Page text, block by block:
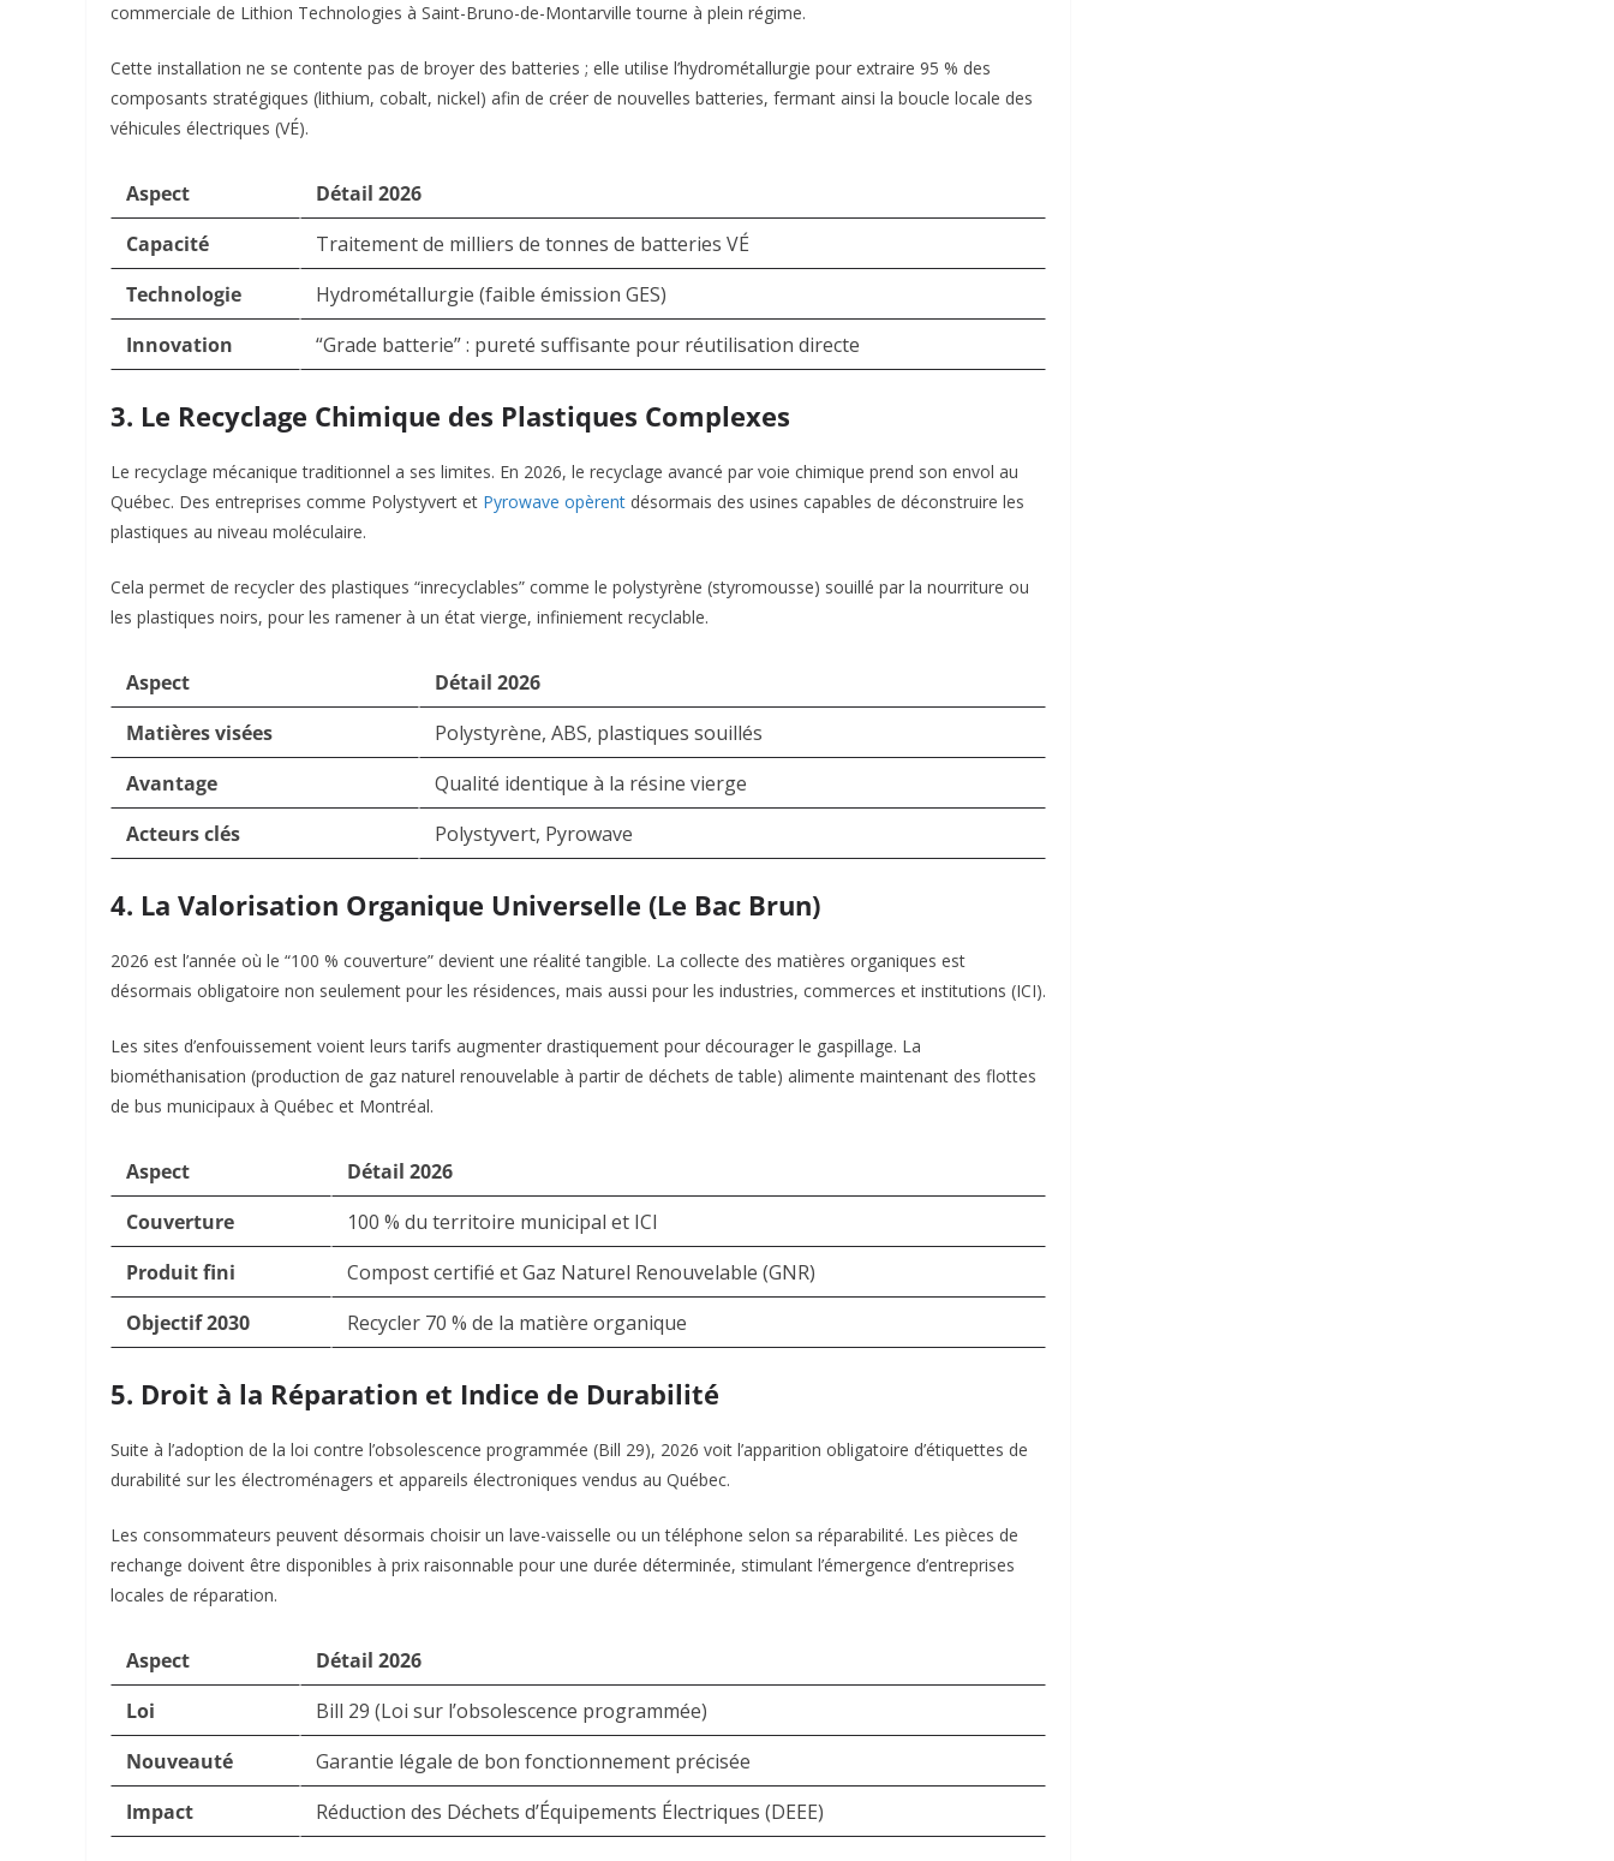
commerciale de Lithion Technologies à Saint-Bruno-de-Montarville tourne à plein régime.
Cette installation ne se contente pas de broyer des batteries ; elle utilise l’hydrométallurgie pour extraire 95 % des
composants stratégiques (lithium, cobalt, nickel) afin de créer de nouvelles batteries, fermant ainsi la boucle locale des
véhicules électriques (VÉ).
Aspect
Détail 2026
Capacité
Traitement de milliers de tonnes de batteries VÉ
Technologie
Hydrométallurgie (faible émission GES)
Innovation
“Grade batterie” : pureté suffisante pour réutilisation directe
3. Le Recyclage Chimique des Plastiques Complexes
Le recyclage mécanique traditionnel a ses limites. En 2026, le recyclage avancé par voie chimique prend son envol au
Québec. Des entreprises comme Polystyvert et Pyrowave opèrent désormais des usines capables de déconstruire les
plastiques au niveau moléculaire.
Cela permet de recycler des plastiques “inrecyclables” comme le polystyrène (styromousse) souillé par la nourriture ou
les plastiques noirs, pour les ramener à un état vierge, infiniement recyclable.
Aspect
Détail 2026
Matières visées
Polystyrène, ABS, plastiques souillés
Avantage
Qualité identique à la résine vierge
Acteurs clés
Polystyvert, Pyrowave
4. La Valorisation Organique Universelle (Le Bac Brun)
2026 est l’année où le “100 % couverture” devient une réalité tangible. La collecte des matières organiques est
désormais obligatoire non seulement pour les résidences, mais aussi pour les industries, commerces et institutions (ICI).
Les sites d’enfouissement voient leurs tarifs augmenter drastiquement pour décourager le gaspillage. La
biométhanisation (production de gaz naturel renouvelable à partir de déchets de table) alimente maintenant des flottes
de bus municipaux à Québec et Montréal.
Aspect
Détail 2026
Couverture
100 % du territoire municipal et ICI
Produit fini
Compost certifié et Gaz Naturel Renouvelable (GNR)
Objectif 2030
Recycler 70 % de la matière organique
5. Droit à la Réparation et Indice de Durabilité
Suite à l’adoption de la loi contre l’obsolescence programmée (Bill 29), 2026 voit l’apparition obligatoire d’étiquettes de
durabilité sur les électroménagers et appareils électroniques vendus au Québec.
Les consommateurs peuvent désormais choisir un lave-vaisselle ou un téléphone selon sa réparabilité. Les pièces de
rechange doivent être disponibles à prix raisonnable pour une durée déterminée, stimulant l’émergence d’entreprises
locales de réparation.
Aspect
Détail 2026
Loi
Bill 29 (Loi sur l’obsolescence programmée)
Nouveauté
Garantie légale de bon fonctionnement précisée
Impact
Réduction des Déchets d’Équipements Électriques (DEEE)